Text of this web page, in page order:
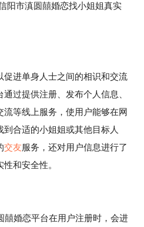
阳市滇圆囍婚恋找小姐姐真实
促进单身人士之间的相识和交流
过提供注册、发布个人信息、
等线上服务，使用户能够在网
合适的小姐姐或其他目标人
交友服务，还对用户信息进行了
和安全性。
囍婚恋平台在用户注册时，会进